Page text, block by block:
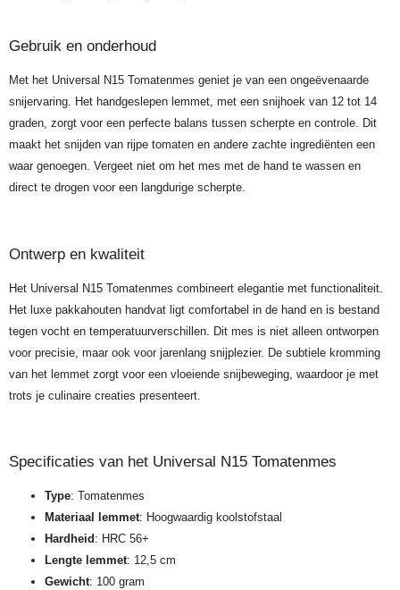
Gebruik en onderhoud
Met het Universal N15 Tomatenmes geniet je van een ongeëvenaarde
snijervaring. Het handgeslepen lemmet, met een snijhoek van 12 tot 14
graden, zorgt voor een perfecte balans tussen scherpte en controle. Dit
maakt het snijden van rijpe tomaten en andere zachte ingrediënten een
waar genoegen. Vergeet niet om het mes met de hand te wassen en
direct te drogen voor een langdurige scherpte.
Ontwerp en kwaliteit
Het Universal N15 Tomatenmes combineert elegantie met functionaliteit.
Het luxe pakkahouten handvat ligt comfortabel in de hand en is bestand
tegen vocht en temperatuurverschillen. Dit mes is niet alleen ontworpen
voor precisie, maar ook voor jarenlang snijplezier. De subtiele kromming
van het lemmet zorgt voor een vloeiende snijbeweging, waardoor je met
trots je culinaire creaties presenteert.
Specificaties van het Universal N15 Tomatenmes
Type: Tomatenmes
Materiaal lemmet: Hoogwaardig koolstofstaal
Hardheid : HRC 56+
Lengte lemmet: 12,5 cm
Gewicht: 100 gram